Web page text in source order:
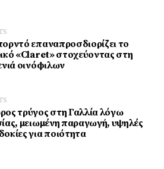
επαναπροσδιορίζει το
«Claret» στοχεύοντας στη
οινόφιλων
τρύγος στη Γαλλία λόγω
μειωμένη παραγωγή, υψηλές
για ποιότητα